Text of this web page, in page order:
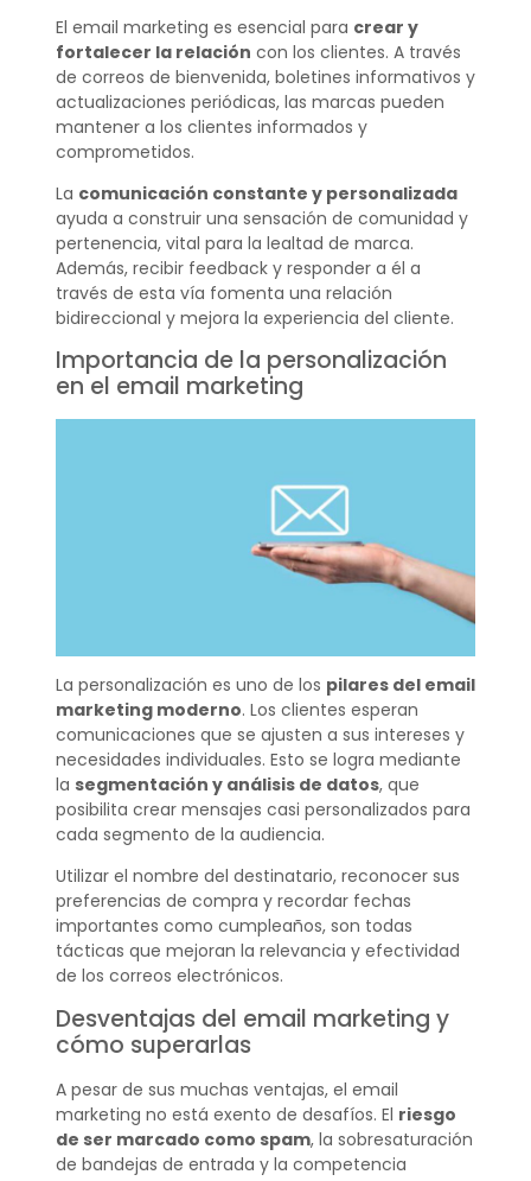
El email marketing es esencial para crear y
fortalecer la relación con los clientes. A través
de correos de bienvenida, boletines informativos y
actualizaciones periódicas, las marcas pueden
mantener a los clientes informados y
comprometidos.
La comunicación constante y personalizada
ayuda a construir una sensación de comunidad y
pertenencia, vital para la lealtad de marca.
Además, recibir feedback y responder a él a
través de esta vía fomenta una relación
bidireccional y mejora la experiencia del cliente.
Importancia de la personalización
en el email marketing
La personalización es uno de los pilares del email
marketing moderno. Los clientes esperan
comunicaciones que se ajusten a sus intereses y
necesidades individuales. Esto se logra mediante
la segmentación y análisis de datos, que
posibilita crear mensajes casi personalizados para
cada segmento de la audiencia.
Utilizar el nombre del destinatario, reconocer sus
preferencias de compra y recordar fechas
importantes como cumpleaños, son todas
tácticas que mejoran la relevancia y efectividad
de los correos electrónicos.
Desventajas del email marketing y
cómo superarlas
A pesar de sus muchas ventajas, el email
marketing no está exento de desafíos. El riesgo
de ser marcado como spam, la sobresaturación
de bandejas de entrada y la competencia